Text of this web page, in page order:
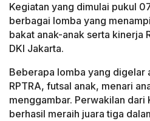
Kegiatan yang dimulai pukul
berbagai lomba yang
bakat anak-anak serta kinerja
DKI Jakarta.
Beberapa lomba yang digelar
RPTRA, futsal anak, menari
menggambar. Perwakilan dari
berhasil meraih juara tiga